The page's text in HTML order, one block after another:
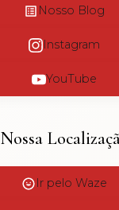
Nosso Blog
Instagram
YouTube
Nossa
Ir pelo Waze